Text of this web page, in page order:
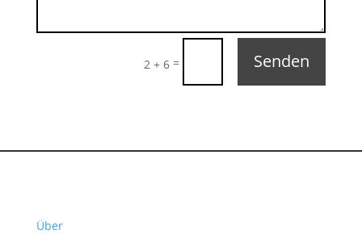
2 + 6 = Senden
Über